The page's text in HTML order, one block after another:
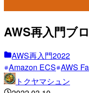
AWS再入門ブ
AWS再入門2022
Amazon ECS AWS
トクヤマシュン